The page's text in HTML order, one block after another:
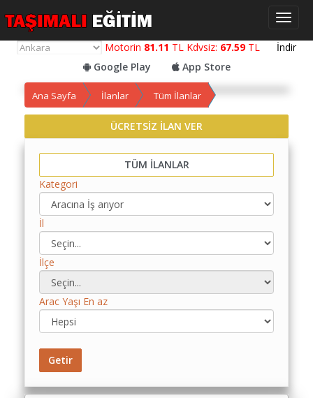
Motorin 81.11 TL Kdvsiz: 67.59TL İndir
Google Play
App Store
Yol
Maliyet
Hesaplama
Maliyet
Hesaplama
Kredili
Maliyet
Hesaplama
Toplu
Maliyet
Hesaplama
Ana Sayfa İlanlar Tüm İlanlar
ÜCRETSİZ İLAN VER
TÜM İLANLAR
Kategori
İl
İlçe
Arac Yaşı En az
Getir